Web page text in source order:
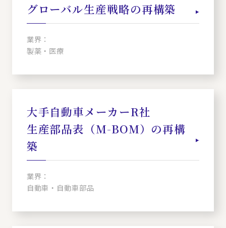
グローバル生産戦略の再構築
業界：
製薬・医療
大手自動車メーカーR社
生産部品表（M-BOM）の再構
築
業界：
自動車・自動車部品